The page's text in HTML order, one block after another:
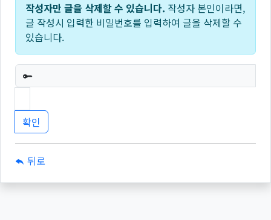
작성자만 글을 삭제할 수 있습니다. 작성자 본인이라면,
글 작성시 입력한 비밀번호를 입력하여 글을 삭제할 수
있습니다.
필수
뒤로